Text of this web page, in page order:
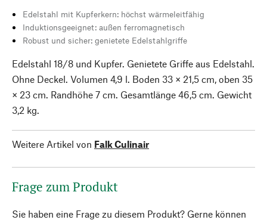
Edelstahl mit Kupferkern: höchst wärmeleitfähig
Induktionsgeeignet: außen ferromagnetisch
Robust und sicher: genietete Edelstahlgriffe
Edelstahl 18/8 und Kupfer. Genietete Griffe aus Edelstahl.
Ohne Deckel. Volumen 4,9 l. Boden 33 × 21,5 cm, oben 35
× 23 cm. Randhöhe 7 cm. Gesamtlänge 46,5 cm. Gewicht
3,2 kg.
Weitere Artikel von Falk Culinair
Frage zum Produkt
Sie haben eine Frage zu diesem Produkt? Gerne können